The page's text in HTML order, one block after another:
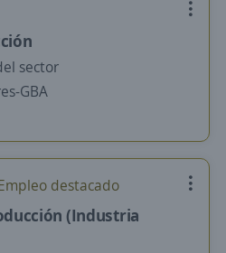
sector
GBA
destacado
(Industria